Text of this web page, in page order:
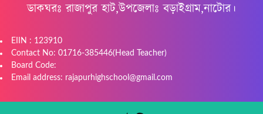
ডাকঘরঃ রাজাপুর হাট,উপজেলাঃ বড়াইগ্রাম,নাটোর।
EIIN : 123910
Contact No: 01716-385446(Head Teacher)
Board Code:
Email address: rajapurhighschool@gmail.com